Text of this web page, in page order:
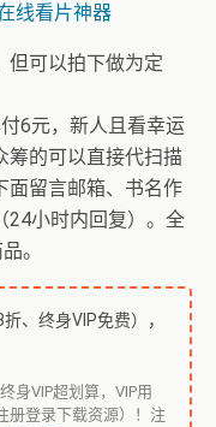
线看片神器
但可以拍下做为定
6元，新人且看幸运
筹的可以直接代扫描
面留言邮箱、书名作
24小时内回复）。全
。
、终身VIP免费），
身VIP超划算，VIP用
册登录下载资源）！注